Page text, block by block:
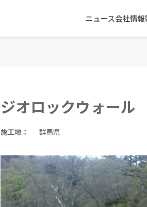
ニュース会社情報
ジオロックウォー
施工地： 群馬県